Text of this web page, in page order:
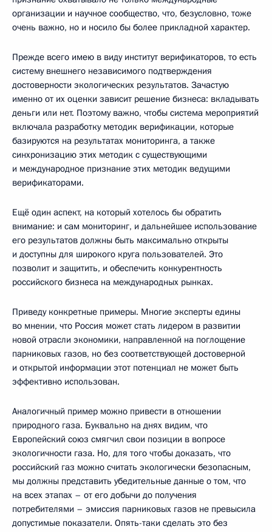
организации и научное сообщество, что, безусловно, тоже
очень важно, но и носило бы более прикладной характер.
Прежде всего имею в виду институт верификаторов, то есть
систему внешнего независимого подтверждения
достоверности экологических результатов. Зачастую
именно от их оценки зависит решение бизнеса: вкладывать
деньги или нет. Поэтому важно, чтобы система мероприятий
включала разработку методик верификации, которые
базируются на результатах мониторинга, а также
синхронизацию этих методик с существующими
и международное признание этих методик ведущими
верификаторами.
Ещё один аспект, на который хотелось бы обратить
внимание: и сам мониторинг, и дальнейшее использование
его результатов должны быть максимально открыты
и доступны для широкого круга пользователей. Это
позволит и защитить, и обеспечить конкурентность
российского бизнеса на международных рынках.
Приведу конкретные примеры. Многие эксперты едины
во мнении, что Россия может стать лидером в развитии
новой отрасли экономики, направленной на поглощение
парниковых газов, но без соответствующей достоверной
и открытой информации этот потенциал не может быть
эффективно использован.
Аналогичный пример можно привести в отношении
природного газа. Буквально на днях видим, что
Европейский союз смягчил свои позиции в вопросе
экологичности газа. Но, для того чтобы доказать, что
российский газ можно считать экологически безопасным,
мы должны представить убедительные данные о том, что
на всех этапах – от его добычи до получения
потребителями – эмиссия парниковых газов не превысила
допустимые показатели. Опять-таки сделать это без